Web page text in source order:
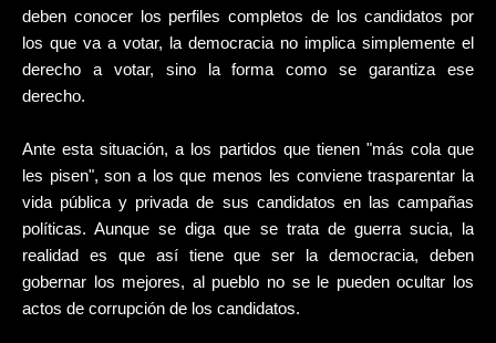
deben conocer los perfiles completos de los candidatos por
los que va a votar, la democracia no implica simplemente el
derecho a votar, sino la forma como se garantiza ese
derecho.
Ante esta situación, a los partidos que tienen "más cola que
les pisen", son a los que menos les conviene trasparentar la
vida pública y privada de sus candidatos en las campañas
políticas. Aunque se diga que se trata de guerra sucia, la
realidad es que así tiene que ser la democracia, deben
gobernar los mejores, al pueblo no se le pueden ocultar los
actos de corrupción de los candidatos.